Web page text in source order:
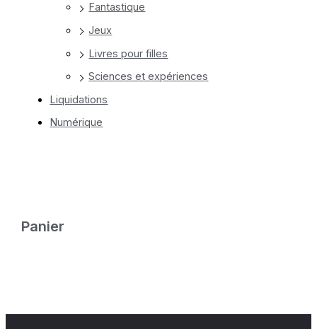
Fantastique
Jeux
Livres pour filles
Sciences et expériences
Liquidations
Numérique
Panier